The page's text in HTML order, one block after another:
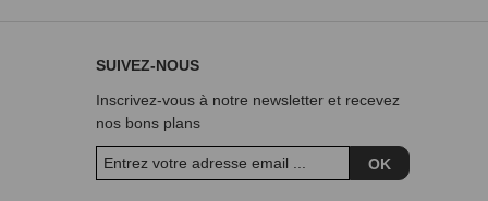
SUIVEZ-NOUS
Inscrivez-vous à notre newsletter et recevez
nos bons plans
OK